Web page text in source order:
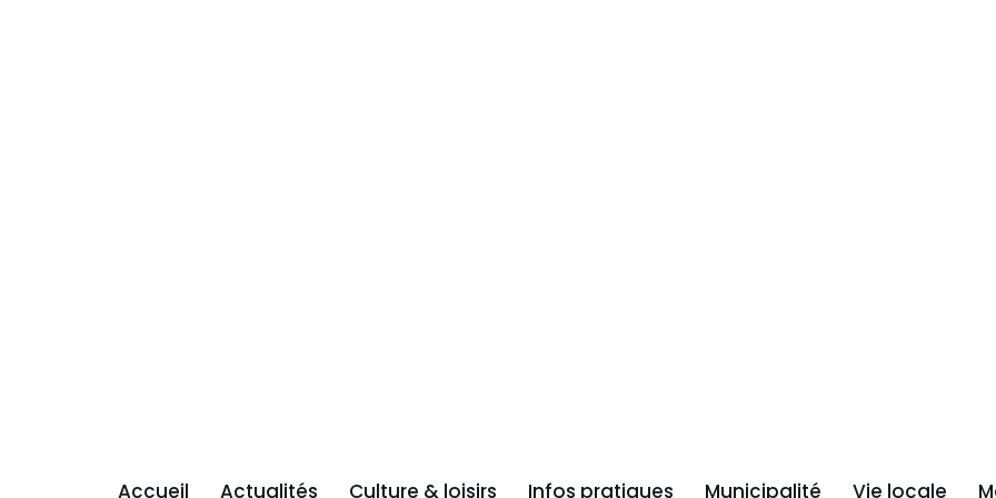
Accueil Actualités Culture & loisirs Infos pratiques Municipalité Vie locale